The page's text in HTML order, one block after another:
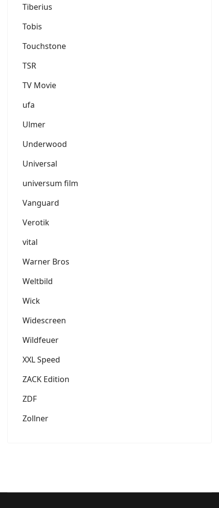
Tiberius
Tobis
Touchstone
TSR
TV Movie
ufa
Ulmer
Underwood
Universal
universum film
Vanguard
Verotik
vital
Warner Bros
Weltbild
Wick
Widescreen
Wildfeuer
XXL Speed
ZACK Edition
ZDF
Zollner